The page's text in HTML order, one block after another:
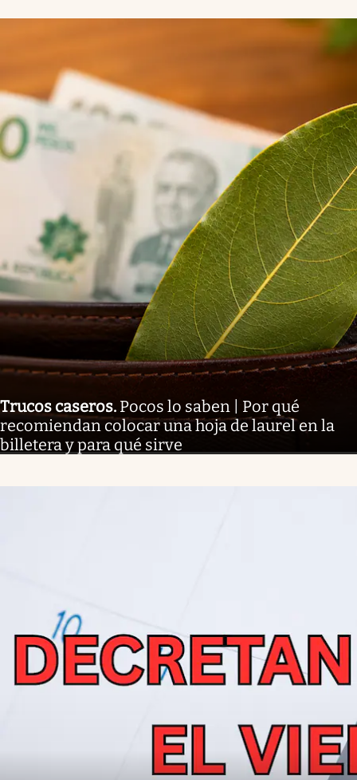
Trucos caseros. Pocos lo saben | Por qué
recomiendan colocar una hoja de laurel en la
billetera y para qué sirve